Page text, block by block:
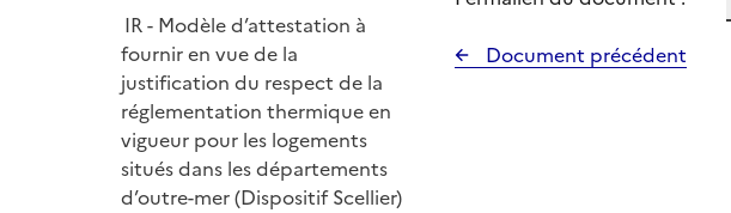
IR - Modèle d’attestation à
fournir en vue de la
justification du respect de la
réglementation thermique en
vigueur pour les logements
situés dans les départements
d’outre-mer (Dispositif Scellier)
Document précédent